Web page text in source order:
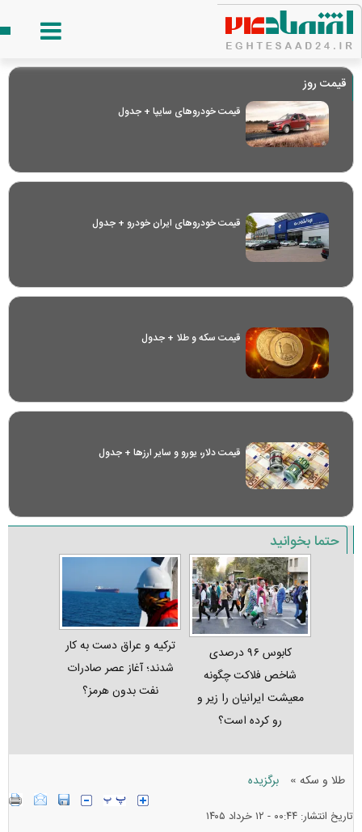
قیمت روز
قیمت خودرو‌های سایپا + جدول
قیمت خودرو‌های ایران خودرو + جدول
قیمت سکه و طلا + جدول
قیمت دلار، یورو و سایر ارز‌ها + جدول
حتما بخوانید
کابوس ۹۶ درصدی
شاخص فلاکت چگونه
معیشت ایرانیان را زیر و
رو کرده است؟
ترکیه و عراق دست به کار
شدند؛ آغاز عصر صادرات
نفت بدون هرمز؟
طلا و سکه » برگزیده
تاریخ انتشار: ۰۰:۴۴ - ۱۲ خرداد ۱۴۰۵